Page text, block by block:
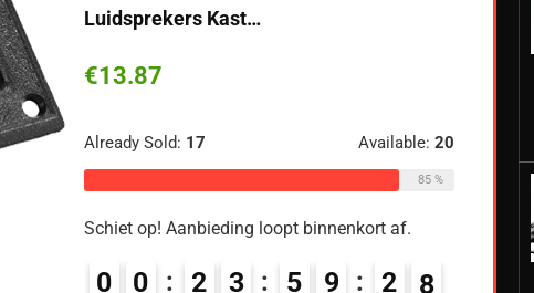
Luidsprekers Kast…
€13.87
Already Sold: 17 Available: 20
85 %
Schiet op! Aanbieding loopt binnenkort af.
0 0 2 3 5 9 2 6